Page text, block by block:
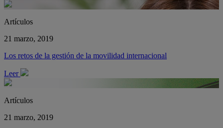
Artículos
21 marzo, 2019
Los retos de la gestión de la movilidad internacional
Leer
Artículos
21 marzo, 2019